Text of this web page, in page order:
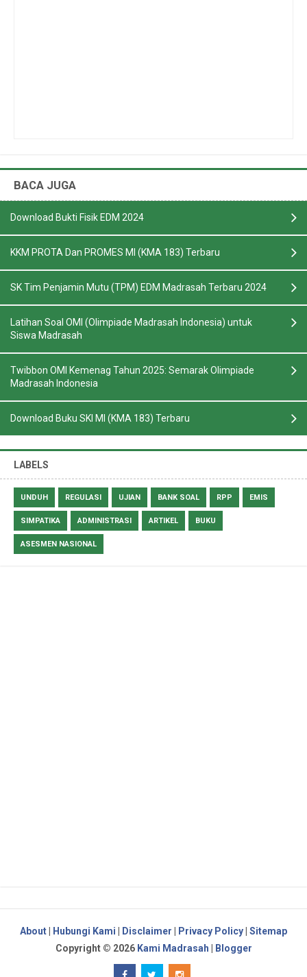
BACA JUGA
Download Bukti Fisik EDM 2024
KKM PROTA Dan PROMES MI (KMA 183) Terbaru
SK Tim Penjamin Mutu (TPM) EDM Madrasah Terbaru 2024
Latihan Soal OMI (Olimpiade Madrasah Indonesia) untuk
Siswa Madrasah
Twibbon OMI Kemenag Tahun 2025: Semarak Olimpiade
Madrasah Indonesia
Download Buku SKI MI (KMA 183) Terbaru
LABELS
UNDUH REGULASI UJIAN BANK SOAL RPP EMIS
SIMPATIKA ADMINISTRASI ARTIKEL BUKU
ASESMEN NASIONAL
About Hubungi Kami Disclaimer Privacy Policy Sitemap
Copyright © 2026 Kami Madrasah Blogger